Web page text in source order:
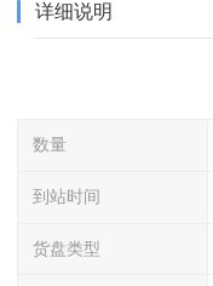
详细说明
数量
到站时间
货盘类型